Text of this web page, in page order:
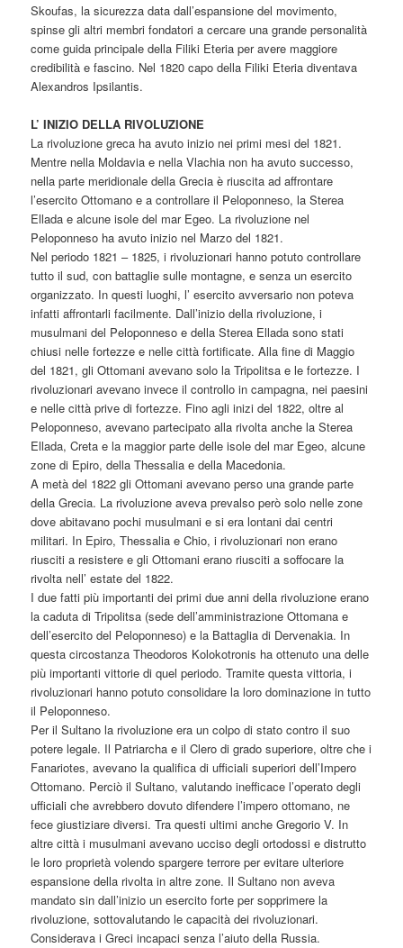
Skoufas, la sicurezza data dall’espansione del movimento,
spinse gli altri membri fondatori a cercare una grande personalità
come guida principale della Filiki Eteria per avere maggiore
credibilità e fascino. Nel 1820 capo della Filiki Eteria diventava
Alexandros Ipsilantis.
L’ INIZIO DELLA RIVOLUZIONE
La rivoluzione greca ha avuto inizio nei primi mesi del 1821.
Mentre nella Moldavia e nella Vlachia non ha avuto successo,
nella parte meridionale della Grecia è riuscita ad affrontare
l’esercito Ottomano e a controllare il Peloponneso, la Sterea
Ellada e alcune isole del mar Egeo. La rivoluzione nel
Peloponneso ha avuto inizio nel Marzo del 1821.
Nel periodo 1821 – 1825, i rivoluzionari hanno potuto controllare
tutto il sud, con battaglie sulle montagne, e senza un esercito
organizzato. In questi luoghi, l’ esercito avversario non poteva
infatti affrontarli facilmente. Dall’inizio della rivoluzione, i
musulmani del Peloponneso e della Sterea Ellada sono stati
chiusi nelle fortezze e nelle città fortificate. Alla fine di Maggio
del 1821, gli Ottomani avevano solo la Tripolitsa e le fortezze. I
rivoluzionari avevano invece il controllo in campagna, nei paesini
e nelle città prive di fortezze. Fino agli inizi del 1822, oltre al
Peloponneso, avevano partecipato alla rivolta anche la Sterea
Ellada, Creta e la maggior parte delle isole del mar Egeo, alcune
zone di Epiro, della Thessalia e della Macedonia.
A metà del 1822 gli Ottomani avevano perso una grande parte
della Grecia. La rivoluzione aveva prevalso però solo nelle zone
dove abitavano pochi musulmani e si era lontani dai centri
militari. In Epiro, Thessalia e Chio, i rivoluzionari non erano
riusciti a resistere e gli Ottomani erano riusciti a soffocare la
rivolta nell’ estate del 1822.
I due fatti più importanti dei primi due anni della rivoluzione erano
la caduta di Tripolitsa (sede dell’amministrazione Ottomana e
dell’esercito del Peloponneso) e la Battaglia di Dervenakia. In
questa circostanza Theodoros Kolokotronis ha ottenuto una delle
più importanti vittorie di quel periodo. Tramite questa vittoria, i
rivoluzionari hanno potuto consolidare la loro dominazione in tutto
il Peloponneso.
Per il Sultano la rivoluzione era un colpo di stato contro il suo
potere legale. Il Patriarcha e il Clero di grado superiore, oltre che i
Fanariotes, avevano la qualifica di ufficiali superiori dell’Impero
Ottomano. Perciò il Sultano, valutando inefficace l’operato degli
ufficiali che avrebbero dovuto difendere l’impero ottomano, ne
fece giustiziare diversi. Tra questi ultimi anche Gregorio V. In
altre città i musulmani avevano ucciso degli ortodossi e distrutto
le loro proprietà volendo spargere terrore per evitare ulteriore
espansione della rivolta in altre zone. Il Sultano non aveva
mandato sin dall’inizio un esercito forte per sopprimere la
rivoluzione, sottovalutando le capacità dei rivoluzionari.
Considerava i Greci incapaci senza l’aiuto della Russia.